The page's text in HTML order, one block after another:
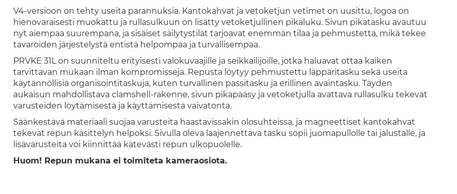
V4-versioon on tehty useita parannuksia. Kantokahvat ja vetoketjun vetimet on uusittu, logoa on
hienovaraisesti muokattu ja rullasulkuun on lisätty vetoketjullinen pikaluku. Sivun pikatasku avautuu
nyt aiempaa suurempana, ja sisäiset säilytystilat tarjoavat enemmän tilaa ja pehmustetta, mikä tekee
tavaroiden järjestelystä entistä helpompaa ja turvallisempaa.
PRVKE 31L on suunniteltu erityisesti valokuvaajille ja seikkailijoille, jotka haluavat ottaa kaiken
tarvittavan mukaan ilman kompromisseja. Repusta löytyy pehmustettu läppäritasku sekä useita
käytännöllisiä organisointitaskuja, kuten turvallinen passitasku ja erillinen avaintasku. Täyden
aukaisun mahdollistava clamshell-rakenne, sivun pikapääsy ja vetoketjulla avattava rullasulku tekevät
varusteiden löytämisestä ja käyttämisestä vaivatonta.
Säänkestävä materiaali suojaa varusteita haastavissakin olosuhteissa, ja magneettiset kantokahvat
tekevät repun käsittelyn helpoksi. Sivulla oleva laajennettava tasku sopii juomapullolle tai jalustalle, ja
lisävarusteita voi kiinnittää kätevästi repun ulkopuolelle.
Huom! Repun mukana ei toimiteta kameraosiota.